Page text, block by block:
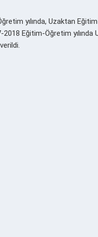
yılında, Uzaktan
Eğitim-Öğretim yılında